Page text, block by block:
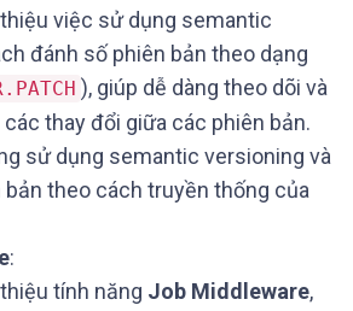
việc sử dụng semantic
đánh số phiên bản theo dạng
), giúp dễ dàng theo dõi và
các thay đổi giữa các phiên bản.
sử dụng semantic versioning và
theo cách truyền thống của
:
tính năng Job Middleware,